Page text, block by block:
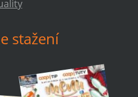
stažení